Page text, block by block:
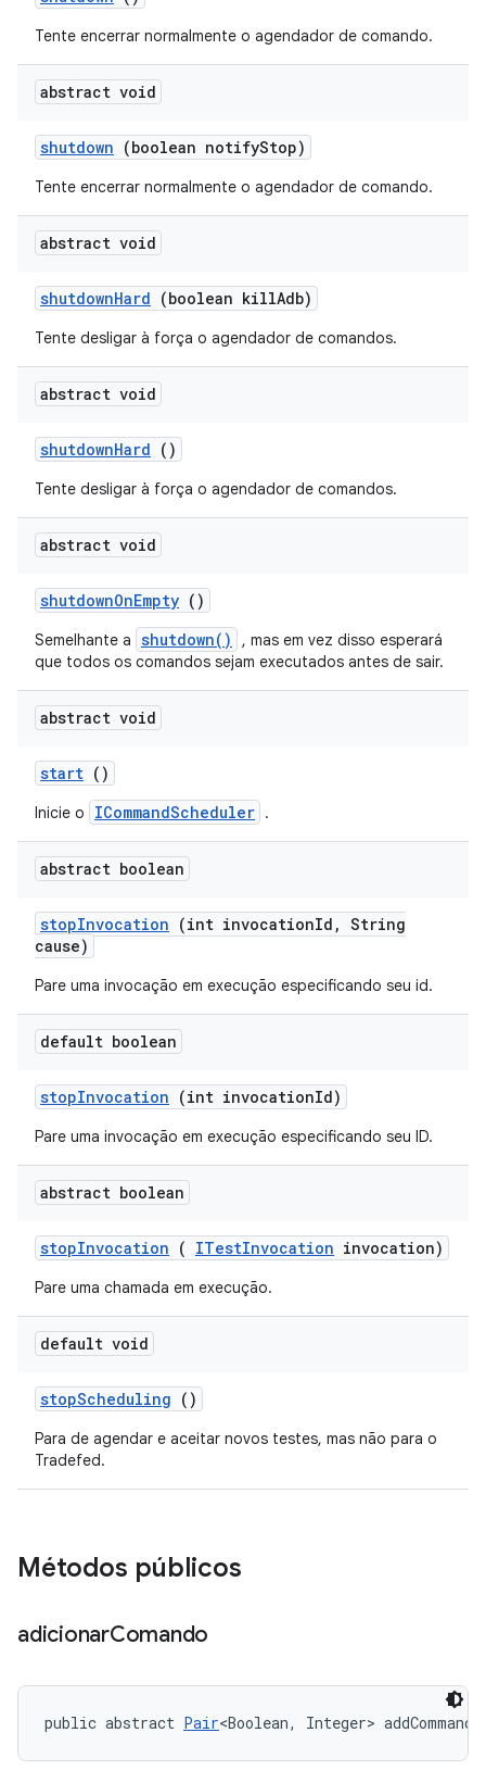
Tente encerrar normalmente o agendador de comando.
abstract void
shutdown (boolean notifyStop)
Tente encerrar normalmente o agendador de comando.
abstract void
shutdownHard (boolean killAdb)
Tente desligar à força o agendador de comandos.
abstract void
shutdownHard ()
Tente desligar à força o agendador de comandos.
abstract void
shutdownOnEmpty ()
Semelhante a shutdown()
, mas em vez disso esperará
que todos os comandos sejam executados antes de sair.
abstract void
start ()
Inicie o ICommandScheduler .
abstract boolean
stopInvocation (int invocationId , String
cause)
Pare uma invocação em execução especificando seu id.
default boolean
stopInvocation (int invocationId)
Pare uma invocação em execução especificando seu ID.
abstract boolean
stopInvocation ( ITestInvocation invocation)
Pare uma chamada em execução.
default void
stopScheduling ()
Para de agendar e aceitar novos testes, mas não para o
Tradefed.
Métodos públicos
adicionarComando
public abstract Pair<Boolean, Integer>